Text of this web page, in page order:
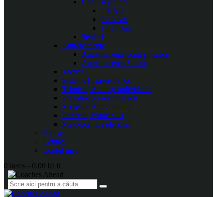
Copii și juniori
5-8 Ani
9-13 Ani
14-17 Ani
Seniori
Antrenamente
Antrenamente copii și juniori
Antrenamente Seniori
Tactică
Sisteme | Trasee de joc
Tehnică | Abilități individuale
Pregătire presezon/sezon
Secretele Antrenorului
Portarul | Numărul 1
Metodică | Leadership
Podcast
Contact
Contul meu
0 items - 0.00 lei 0